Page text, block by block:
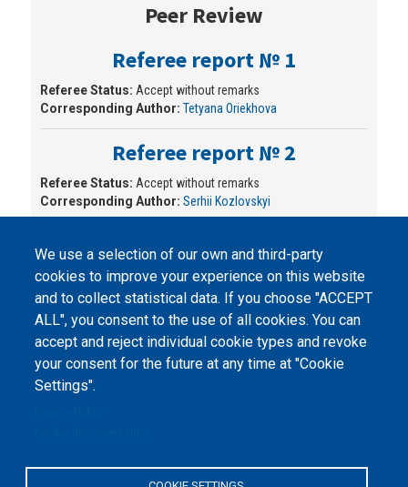
Peer Review
Referee report № 1
Referee Status: Accept without remarks
Corresponding Author: Tetyana Oriekhova
Referee report № 2
Referee Status: Accept without remarks
Corresponding Author: Serhii Kozlovskyi
We use a selection of our own and third-party
cookies to improve your experience on this website
and to collect statistical data. If you choose "ACCEPT
ALL", you consent to the use of all cookies. You can
accept and reject individual cookie types and revoke
your consent for the future at any time at "Cookie
Settings".
Peers International, the open peer review platfrom,
2023-2026. |Cookie Settings.
The website content is published under